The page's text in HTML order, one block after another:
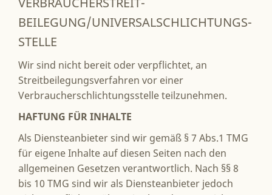
BEILEGUNG/UNIVERSAL­SCHLICHTUNGS­
STELLE
Wir sind nicht bereit oder verpflichtet, an
Streitbeilegungsverfahren vor einer
Verbraucherschlichtungsstelle teilzunehmen.
HAFTUNG FÜR INHALTE
Als Diensteanbieter sind wir gemäß § 7 Abs.1 TMG
für eigene Inhalte auf diesen Seiten nach den
allgemeinen Gesetzen verantwortlich. Nach §§ 8
bis 10 TMG sind wir als Diensteanbieter jedoch